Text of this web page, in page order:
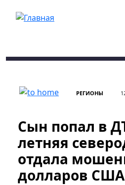
РЕГИОНЫ
Сын попал в
летняя
отдала
долларов США